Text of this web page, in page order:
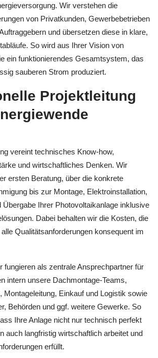
Wir verstehen die
von Privatkunden, Gewerbebetrieben
und übersetzen diese in klare,
So wird aus Ihrer Vision von
ein funktionierendes Gesamtsystem, das
sauberen Strom produziert.
Projektleitung
vereint technisches Know-how,
und wirtschaftliches Denken. Wir
ersten Beratung, über die konkrete
bis zur Montage, Elektroinstallation,
Ihrer Photovoltaikanlage inklusive
Dabei behalten wir die Kosten, die
Qualitätsanforderungen konsequent im
fungieren als zentrale Ansprechpartner für
intern unsere Dachmontage-Teams,
Montageleitung, Einkauf und Logistik sowie
Behörden und ggf. weitere Gewerke. So
Ihre Anlage nicht nur technisch perfekt
auch langfristig wirtschaftlich arbeitet und
erfüllt.